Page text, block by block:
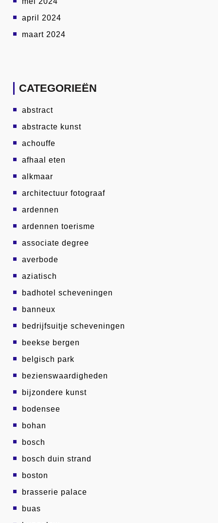
april 2024
maart 2024
CATEGORIEËN
abstract
abstracte kunst
achouffe
afhaal eten
alkmaar
architectuur fotograaf
ardennen
ardennen toerisme
associate degree
averbode
aziatisch
badhotel scheveningen
banneux
bedrijfsuitje scheveningen
beekse bergen
belgisch park
bezienswaardigheden
bijzondere kunst
bodensee
bohan
bosch
bosch duin strand
boston
brasserie palace
buas